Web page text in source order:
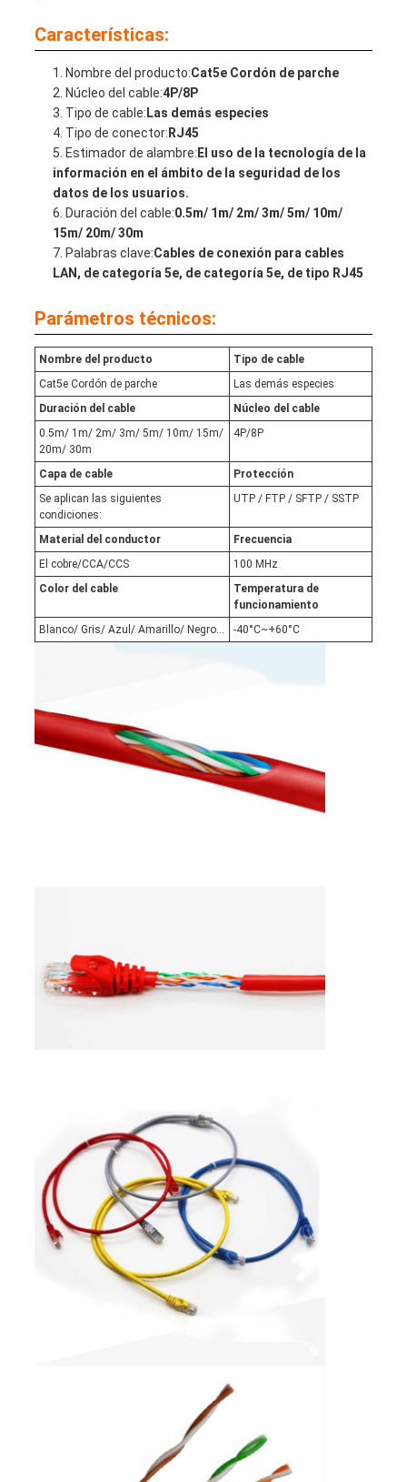
Características:
Nombre del producto:Cat5e Cordón de parche
Núcleo del cable:4P/8P
Tipo de cable: Las demás especies
Tipo de conector: RJ45
Estimador de alambre: El uso de la tecnología de la
información en el ámbito de la seguridad de los
datos de los usuarios.
Duración del cable:0.5m/ 1m/ 2m/ 3m/ 5m/ 10m/
15m/ 20m/ 30m
Palabras clave:Cables de conexión para cables
LAN, de categoría 5e, de categoría 5e, de tipo RJ45
Parámetros técnicos:
Nombre del producto
Tipo de cable
Cat5e Cordón de parche
Las demás especies
Duración del cable
Núcleo del cable
0.5m/ 1m/ 2m/ 3m/ 5m/ 10m/ 15m/
20m/ 30m
4P/8P
Capa de cable
Protección
Se aplican las siguientes
condiciones:
UTP / FTP / SFTP / SSTP
Material del conductor
Frecuencia
El cobre/CCA/CCS
100 MHz
Color del cable
Temperatura de
funcionamiento
Blanco/ Gris/ Azul/ Amarillo/ Negro...
-40°C~+60°C